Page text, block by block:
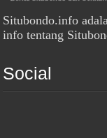
Situbondo.info
info tentang
Social